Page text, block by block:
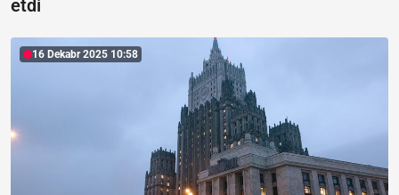
etdi
16 Dekabr 2025 10:58